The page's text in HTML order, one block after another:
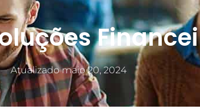
Atualizado maio 20, 2024